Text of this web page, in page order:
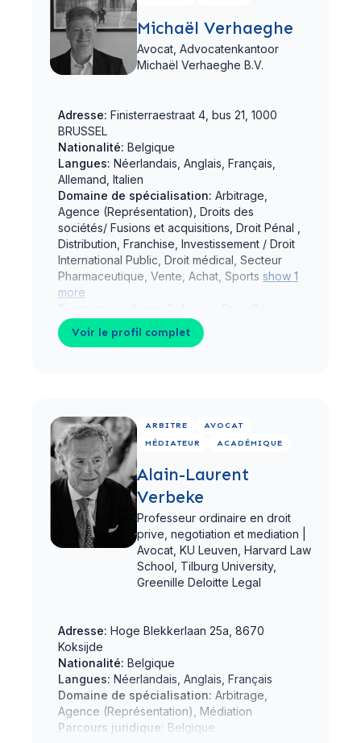
Michaël Verhaeghe
Avocat, Advocatenkantoor
Michaël Verhaeghe B.V.
Adresse: Finisterraestraat 4, bus 21, 1000
BRUSSEL
Nationalité: Belgique
Langues: Néerlandais, Anglais, Français,
Allemand, Italien
Domaine de spécialisation: Arbitrage,
Agence (Représentation), Droits des
sociétés/ Fusions et acquisitions, Droit Pénal ,
Distribution, Franchise, Investissement / Droit
International Public, Droit médical, Secteur
Pharmaceutique, Vente, Achat, Sports show 1
more
Voir le profil complet
ARBITRE
AVOCAT
MÉDIATEUR
ACADÉMIQUE
Alain-Laurent
Verbeke
Professeur ordinaire en droit
prive, negotiation et mediation |
Avocat, KU Leuven, Harvard Law
School, Tilburg University,
Greenille Deloitte Legal
Adresse: Hoge Blekkerlaan 25a, 8670
Koksijde
Nationalité: Belgique
Langues: Néerlandais, Anglais, Français
Domaine de spécialisation: Arbitrage,
Agence (Représentation), Médiation
Parcours juridique: Belgique